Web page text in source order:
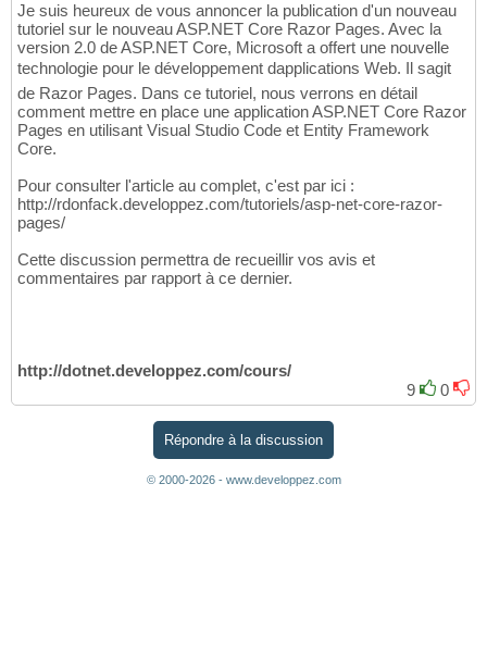
Je suis heureux de vous annoncer la publication d'un nouveau
tutoriel sur le nouveau ASP.NET Core Razor Pages. Avec la
version 2.0 de ASP.NET Core, Microsoft a offert une nouvelle
technologie pour le développement dapplications Web. Il sagit
de Razor Pages. Dans ce tutoriel, nous verrons en détail
comment mettre en place une application ASP.NET Core Razor
Pages en utilisant Visual Studio Code et Entity Framework
Core.
Pour consulter l'article au complet, c'est par ici :
http://rdonfack.developpez.com/tutoriels/asp-net-core-razor-
pages/
Cette discussion permettra de recueillir vos avis et
commentaires par rapport à ce dernier.
http://dotnet.developpez.com/cours/
9
0
Répondre à la discussion
© 2000-2026 - www.developpez.com